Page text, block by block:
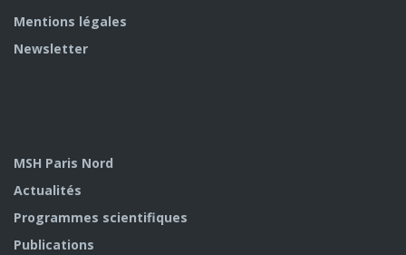
Mentions légales
Newsletter
MSH Paris Nord
Actualités
Programmes scientifiques
Publications